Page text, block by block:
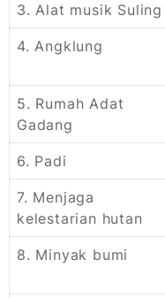
3. Alat musik Suling
4. Angklung
5. Rumah Adat
Gadang
6. Padi
7. Menjaga
kelestarian hutan
8. Minyak bumi